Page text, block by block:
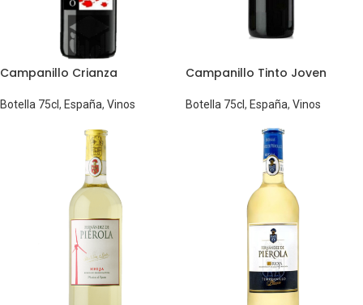
Campanillo Crianza
Botella 75cl, España, Vinos
Campanillo Tinto Joven
Botella 75cl, España, Vinos